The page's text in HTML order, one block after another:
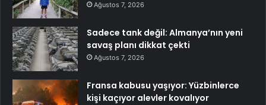
Ağustos 7, 2026
Sadece tank değil: Almanya’nın yeni
savaş planı dikkat çekti
Ağustos 7, 2026
Fransa kabusu yaşıyor: Yüzbinlerce
kişi kaçıyor alevler kovalıyor